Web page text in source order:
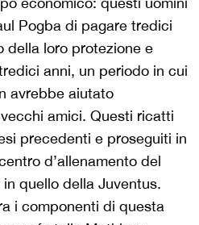
Pogba di pagare tredici
della loro protezione e
anni, un periodo in cui
avrebbe aiutato
amici. Questi ricatti
precedenti e proseguiti in
d’allenamento del
quello della Juventus.
i componenti di questa